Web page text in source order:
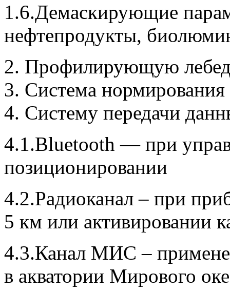
1.6.Демаскирующие
нефтепродукты,
Профилирующую
Система нормирования
Систему передачи
4.1.Bluetooth — при
позиционировании
4.2.Радиоканал – при
5 км или активировании
4.3.Канал МИС –
в акватории Мирового